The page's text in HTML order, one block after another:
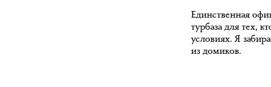
Единственная
турбаза для тех,
условиях. Я
из домиков.